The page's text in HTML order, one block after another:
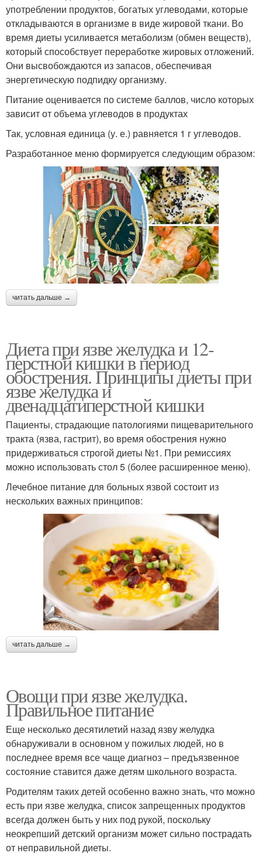
употреблении продуктов, богатых углеводами, которые
откладываются в организме в виде жировой ткани. Во
время диеты усиливается метаболизм (обмен веществ),
который способствует переработке жировых отложений.
Они высвобождаются из запасов, обеспечивая
энергетическую подпидку организму.
Питание оценивается по системе баллов, число которых
зависит от объема углеводов в продуктах
Так, условная единица (у. е.) равняется 1 г углеводов.
Разработанное меню формируется следующим образом:
читать дальше →
Диета при язве желудка и 12-
перстной кишки в период
обострения. Принципы диеты при
язве желудка и
двенадцатиперстной кишки
Пациенты, страдающие патологиями пищеварительного
тракта (язва, гастрит), во время обострения нужно
придерживаться строгой диеты №1. При ремиссиях
можно использовать стол 5 (более расширенное меню).
Лечебное питание для больных язвой состоит из
нескольких важных принципов:
читать дальше →
Овощи при язве желудка.
Правильное питание
Еще несколько десятилетий назад язву желудка
обнаруживали в основном у пожилых людей, но в
последнее время все чаще диагноз – предъязвенное
состояние ставится даже детям школьного возраста.
Родителям таких детей особенно важно знать, что можно
есть при язве желудка, список запрещенных продуктов
всегда должен быть у них под рукой, поскольку
неокрепший детский организм может сильно пострадать
от неправильной диеты.